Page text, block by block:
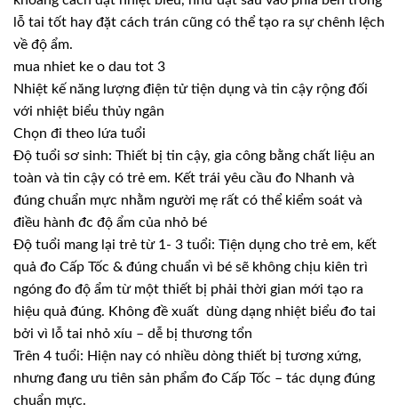
lỗ tai tốt hay đặt cách trán cũng có thể tạo ra sự chênh lệch
về độ ẩm.
mua nhiet ke o dau tot 3
Nhiệt kế năng lượng điện tử tiện dụng và tin cậy rộng đối
với nhiệt biểu thủy ngân
Chọn đi theo lứa tuổi
Độ tuổi sơ sinh: Thiết bị tin cậy, gia công bằng chất liệu an
toàn và tin cậy có trẻ em. Kết trái yêu cầu đo Nhanh và
đúng chuẩn mực nhằm người mẹ rất có thể kiểm soát và
điều hành đc độ ẩm của nhỏ bé
Độ tuổi mang lại trẻ từ 1- 3 tuổi: Tiện dụng cho trẻ em, kết
quả đo Cấp Tốc & đúng chuẩn vì bé sẽ không chịu kiên trì
ngóng đo độ ẩm từ một thiết bị phải thời gian mới tạo ra
hiệu quả đúng. Không đề xuất dùng dạng nhiệt biểu đo tai
bởi vì lỗ tai nhỏ xíu – dễ bị thương tổn
Trên 4 tuổi: Hiện nay có nhiều dòng thiết bị tương xứng,
nhưng đang ưu tiên sản phẩm đo Cấp Tốc – tác dụng đúng
chuẩn mực.